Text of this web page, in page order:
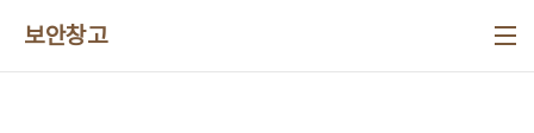
보안창고